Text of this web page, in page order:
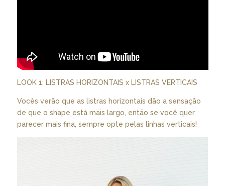
LOOK 1: LISTRAS HORIZONTAIS x LISTRAS VERTICAIS
Vocês verão que as listras horizontais dão a sensação
de que o shape está mais largo, então se você quer
parecer mais fina, sempre opte pelas linhas verticais!